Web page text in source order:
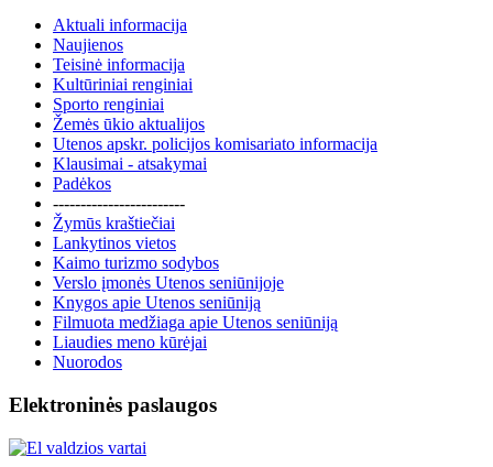
Aktuali informacija
Naujienos
Teisinė informacija
Kultūriniai renginiai
Sporto renginiai
Žemės ūkio aktualijos
Utenos apskr. policijos komisariato informacija
Klausimai - atsakymai
Padėkos
------------------------
Žymūs kraštiečiai
Lankytinos vietos
Kaimo turizmo sodybos
Verslo įmonės Utenos seniūnijoje
Knygos apie Utenos seniūniją
Filmuota medžiaga apie Utenos seniūniją
Liaudies meno kūrėjai
Nuorodos
Elektroninės paslaugos